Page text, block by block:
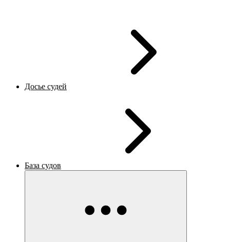
Досье судей
База судов